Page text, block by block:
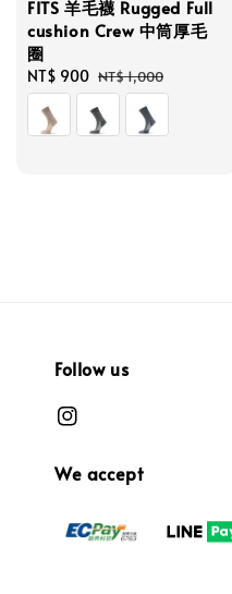
FITS 羊毛襪 Rugged Full
cushion Crew 中筒厚毛
圈
Sale
price
NT$ 900 Regular
price
NT$ 1,000
Follow us
We accept